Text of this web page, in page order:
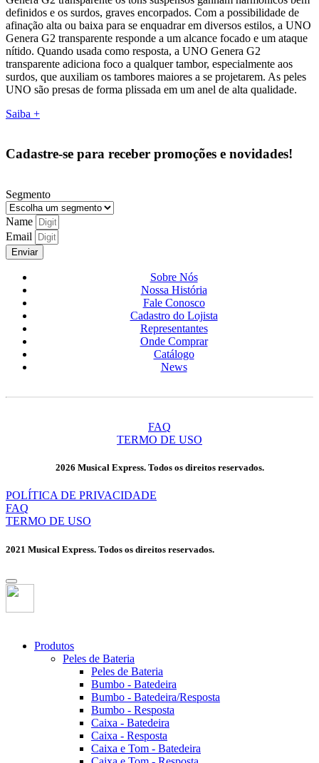
definidos e os surdos, graves encorpados. Com a possibilidade de
afinação alta ou baixa para se enquadrar em diversos estilos, a UNO
Genera G2 transparente responde a um alcance focado e um ataque
nítido. Quando usada como resposta, a UNO Genera G2
transparente adiciona foco a qualquer tambor, especialmente aos
surdos, que auxiliam os tambores maiores a se projetarem. As peles
UNO são presas de forma plissada em um anel de alta qualidade.
Saiba +
Cadastre-se para receber promoções e novidades!
Segmento
Name
Email
Enviar
Sobre Nós
Nossa História
Fale Conosco
Cadastro do Lojista
Representantes
Onde Comprar
Catálogo
News
FAQ
TERMO DE USO
2026 Musical Express. Todos os direitos reservados.
POLÍTICA DE PRIVACIDADE
FAQ
TERMO DE USO
2021 Musical Express. Todos os direitos reservados.
Produtos
Peles de Bateria
Peles de Bateria
Bumbo - Batedeira
Bumbo - Batedeira/Resposta
Bumbo - Resposta
Caixa - Batedeira
Caixa - Resposta
Caixa e Tom - Batedeira